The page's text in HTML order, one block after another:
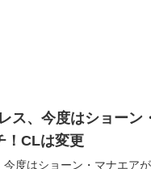
ス、今度はショーン
！CLは変更
今度はショーン・マナエア